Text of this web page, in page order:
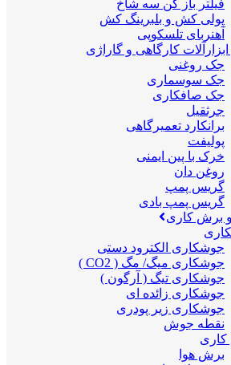
فیلتر باز کن سه شاخ
پولی کش و بلبرینگ کش
آهنربای تلسکوپی
کارگاهی و گاراژی
جک روغنی
جک سوسماری
جک صافکاری
جرثقیل
برانکارد تعمیرگاهی
پولیفت
خرک با پین ایمنی
روغن دان
گریس پمپ
گریس پمپ بادی
برش کاری
جوشکاری الکترود دستی
جوشکاری میگ/ مگ ( CO2 )
جوشکاری تیگ ( آرگون )
جوشکاری زائده ای
جوشکاری زیر پودری
نقطه جوش
برش هوا